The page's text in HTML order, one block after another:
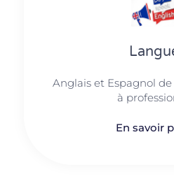
Anglais et Espagnol
à
En savoir